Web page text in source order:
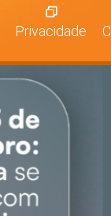
Privacidade